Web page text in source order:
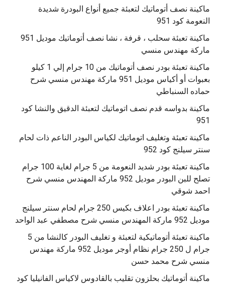
ماكينة نصف أتوماتيك لتعبئة جميع أنواع البودرة شديدة
النعومة كود 951
ماكينة تعبئة سحلب ، قرفة ، نشا نصف أتوماتيك موديل 951
ماركة مهندس منسي
ماكينة تعبئة بودر نصف أتوماتيك من 10 جرام إلي 1 كيلو
بعبوات أو أكياس موديل 951 ماركة مهندس منسي شرح
حماده السنباطي
ماكينة بدواسه قدم نصف اتوماتيك لتعبئة الدقيق والنشا كود
951
ماكينة تعبئة وتغليف اتوماتيك لكياس البودر الناعم ذات لحام
سنتر سيلنج كود 952
ماكينة تعبئة بودر شديد النعومة من 5 جرام لغاية 100 جرام
تصلح للبن البودر موديل 952 ماركة المهندس منسي شرح
احمد شوقي
ماكينة تعبئة بودر اعلاف بكيس 250 جرام لحام سنتر سيلنج
موديل 952 ماركة المهندس منسي شرح مصطفي عبد الواحد
ماكينة تعبئة أتوماتيكية لتعبئة و تغليف البودر كالنشا من 5
جرام ل 250 جرام نظام أوجر موديل 952 ماركة مهندس
منسي شرح محمد حسن
‫ماكينة أتوماتيك بحلزون تقليب بالقادوس لاكياس الفانيليا كود